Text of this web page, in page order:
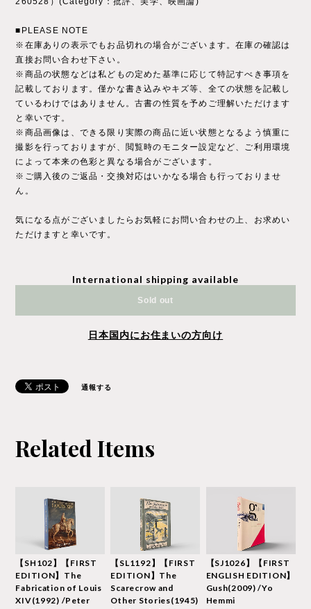
■PLEASE NOTE
※在庫ありの表示でもお品切れの場合がございます。在庫の確認は
直接お問い合わせ下さい。
※商品の状態などは私どもの定めた基準に応じて特記すべき事項を
記載しております。僅かな書き込みやキズ等、全ての状態を記載し
ているわけではありません。古書の性質を予めご理解いただけます
と幸いです。
※商品画像は、できる限り実際の商品に近い状態となるよう慎重に
撮影を行っておりますが、閲覧時のモニター設定など、ご利用環境
によって本来の色彩と異なる場合がございます。
※ご購入後のご返品・交換対応はいかなる場合も行っておりませ
ん。
気になる点がございましたらお気軽にお問い合わせの上、お求めい
ただけますと幸いです。
International shipping available
Sold out
日本国内にお住まいの方向け
通報する
Related Items
【SH102】【FIRST
EDITION】The
Fabrication of Louis
XIV(1992) /Peter
【SL1192】【FIRST
EDITION】The
Scarecrow and
Other Stories(1945)
【SJ1026】【FIRST
ENGLISH EDITION】
Gush(2009) /Yo
Hemmi